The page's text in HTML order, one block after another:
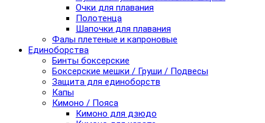
Очки для плавания
Полотенца
Шапочки для плавания
Фалы плетеные и капроновые
Единоборства
Бинты боксерские
Боксерские мешки / Груши / Подвесы
Защита для единоборств
Капы
Кимоно / Пояса
Кимоно для дзюдо